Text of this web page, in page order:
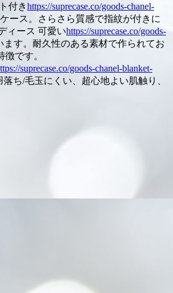
付きhttps://suprecase.co/goods-chanel-
ース。さらさら質感で指紋が付きに
ィース 可愛いhttps://suprecase.co/goods-
ます。耐久性のある素材で作られてお
です。
suprecase.co/goods-chanel-blanket-
ち/毛玉にくい、超心地よい肌触り、